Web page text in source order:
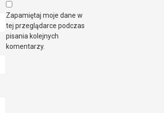
Zapamiętaj moje dane w
tej przeglądarce podczas
pisania kolejnych
komentarzy.